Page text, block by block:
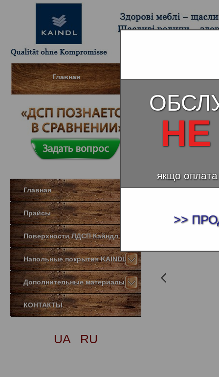
Главная
Главная
Прайсы
Поверхности ЛДСП Кайндл
Напольные покрытия KAINDL
Дополнительные материалы
КОНТАКТЫ
UA RU
Ивоук
якщо
>>